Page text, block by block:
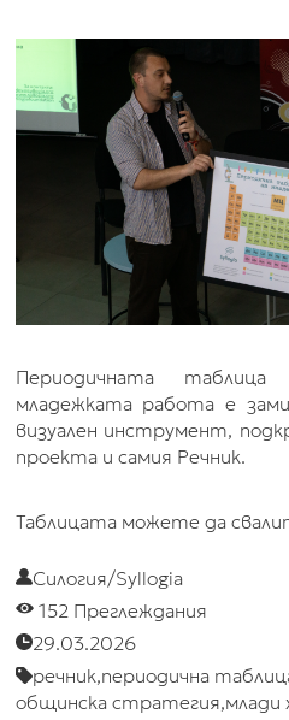
Периодичната
младежката работа е
визуален инструмент,
проекта и самия Речник.
Таблицата можете да
Силогия/Syllogia
152 Преглеждания
29.03.2026
речник,периодична
общинска стратегия,млади